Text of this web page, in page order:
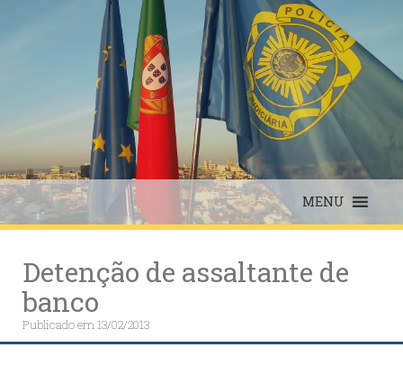
MENU
Detenção de assaltante de
banco
Publicado em13/02/2013